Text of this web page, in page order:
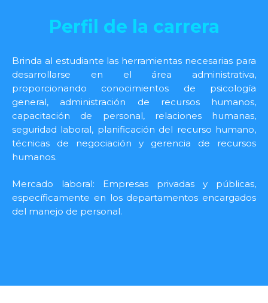
Perfil de la carrera
Brinda al estudiante las herramientas necesarias para
desarrollarse en el área administrativa,
proporcionando conocimientos de psicología
general, administración de recursos humanos,
capacitación de personal, relaciones humanas,
seguridad laboral, planificación del recurso humano,
técnicas de negociación y gerencia de recursos
humanos.
Mercado laboral: Empresas privadas y públicas,
específicamente en los departamentos encargados
del manejo de personal.